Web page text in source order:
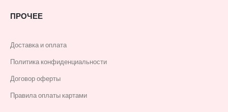
ПРОЧЕЕ
Доставка и оплата
Политика конфиденциальности
Договор оферты
Правила оплаты картами